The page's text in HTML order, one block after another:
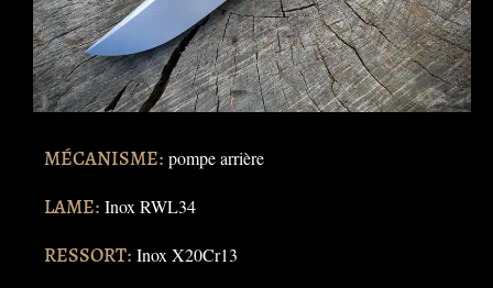
MÉCANISME: pompe arrière
LAME: Inox RWL34
RESSORT: Inox X20Cr13